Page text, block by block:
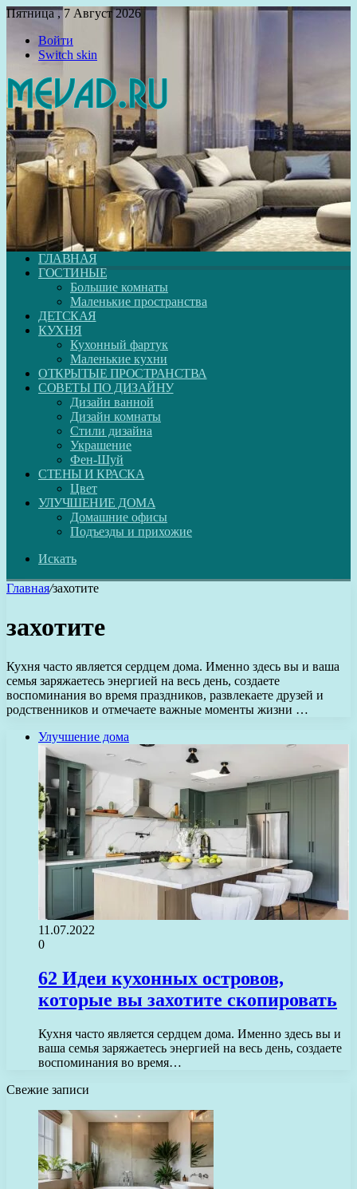
Пятница , 7 Август 2026
Войти
Switch skin
ГЛАВНАЯ
ГОСТИНЫЕ
Большие комнаты
Маленькие пространства
ДЕТСКАЯ
КУХНЯ
Кухонный фартук
Маленькие кухни
ОТКРЫТЫЕ ПРОСТРАНСТВА
СОВЕТЫ ПО ДИЗАЙНУ
Дизайн ванной
Дизайн комнаты
Стили дизайна
Украшение
Фен-Шуй
СТЕНЫ И КРАСКА
Цвет
УЛУЧШЕНИЕ ДОМА
Домашние офисы
Подъезды и прихожие
Искать
Главная/захотите
захотите
Кухня часто является сердцем дома. Именно здесь вы и ваша
семья заряжаетесь энергией на весь день, создаете
воспоминания во время праздников, развлекаете друзей и
родственников и отмечаете важные моменты жизни …
Улучшение дома
11.07.2022
0
62 Идеи кухонных островов,
которые вы захотите скопировать
Кухня часто является сердцем дома. Именно здесь вы и
ваша семья заряжаетесь энергией на весь день, создаете
воспоминания во время…
Свежие записи